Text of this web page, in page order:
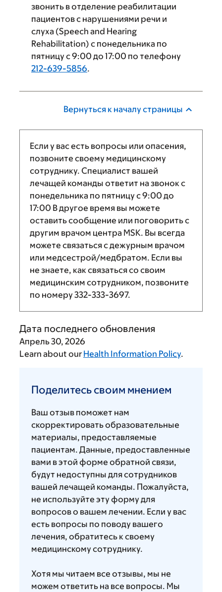
звонить в отделение реабилитации
пациентов с нарушениями речи и
слуха (Speech and Hearing
Rehabilitation) с понедельника по
пятницу с 9:00 до 17:00 по телефону
212-639-5856.
Вернуться к началу страницы
Если у вас есть вопросы или опасения,
позвоните своему медицинскому
сотруднику. Специалист вашей
лечащей команды ответит на звонок с
понедельника по пятницу с9:00 до
17:00 В другое время вы можете
оставить сообщение или поговорить с
другим врачом центра MSK. Вы всегда
можете связаться с дежурным врачом
или медсестрой/медбратом. Если вы
не знаете, как связаться со своим
медицинским сотрудником, позвоните
по номеру332-333-3697.
Дата последнего обновления
Апрель 30, 2026
Learn about our Health Information Policy.
своим
Поделитесь своим мнением
Ваш отзыв поможет нам
скорректировать образовательные
материалы, предоставляемые
пациентам. Данные, предоставленные
вами в этой форме обратной связи,
будут недоступны для сотрудников
вашей лечащей команды. Пожалуйста,
не используйте эту форму для
вопросов о вашем лечении. Если у вас
есть вопросы по поводу вашего
лечения, обратитесь к своему
медицинскому сотруднику.
Хотя мы читаем все отзывы, мы не
можем ответить на все вопросы. Мы